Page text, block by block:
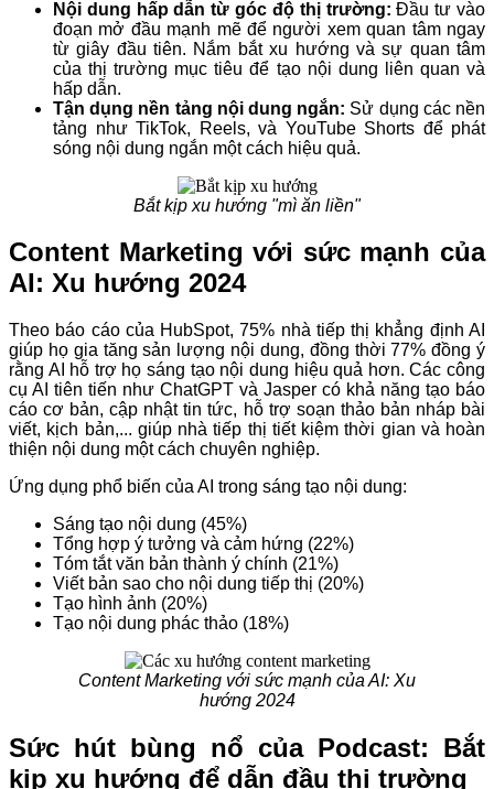
Nội dung hấp dẫn từ góc độ thị trường: Đầu tư vào
đoạn mở đầu mạnh mẽ để người xem quan tâm ngay
từ giây đầu tiên. Nắm bắt xu hướng và sự quan tâm
của thị trường mục tiêu để tạo nội dung liên quan và
hấp dẫn.
Tận dụng nền tảng nội dung ngắn: Sử dụng các nền
tảng như TikTok, Reels, và YouTube Shorts để phát
sóng nội dung ngắn một cách hiệu quả.
Bắt kịp xu hướng "mì ăn liền"
Content Marketing với sức mạnh của
AI: Xu hướng 2024
Theo báo cáo của HubSpot, 75% nhà tiếp thị khẳng định AI
giúp họ gia tăng sản lượng nội dung, đồng thời 77% đồng ý
rằng AI hỗ trợ họ sáng tạo nội dung hiệu quả hơn. Các công
cụ AI tiên tiến như ChatGPT và Jasper có khả năng tạo báo
cáo cơ bản, cập nhật tin tức, hỗ trợ soạn thảo bản nháp bài
viết, kịch bản,... giúp nhà tiếp thị tiết kiệm thời gian và hoàn
thiện nội dung một cách chuyên nghiệp.
Ứng dụng phổ biến của AI trong sáng tạo nội dung:
Sáng tạo nội dung (45%)
Tổng hợp ý tưởng và cảm hứng (22%)
Tóm tắt văn bản thành ý chính (21%)
Viết bản sao cho nội dung tiếp thị (20%)
Tạo hình ảnh (20%)
Tạo nội dung phác thảo (18%)
Content Marketing với sức mạnh của AI: Xu
hướng 2024
Sức hút bùng nổ của Podcast: Bắt
kịp xu hướng để dẫn đầu thị trường